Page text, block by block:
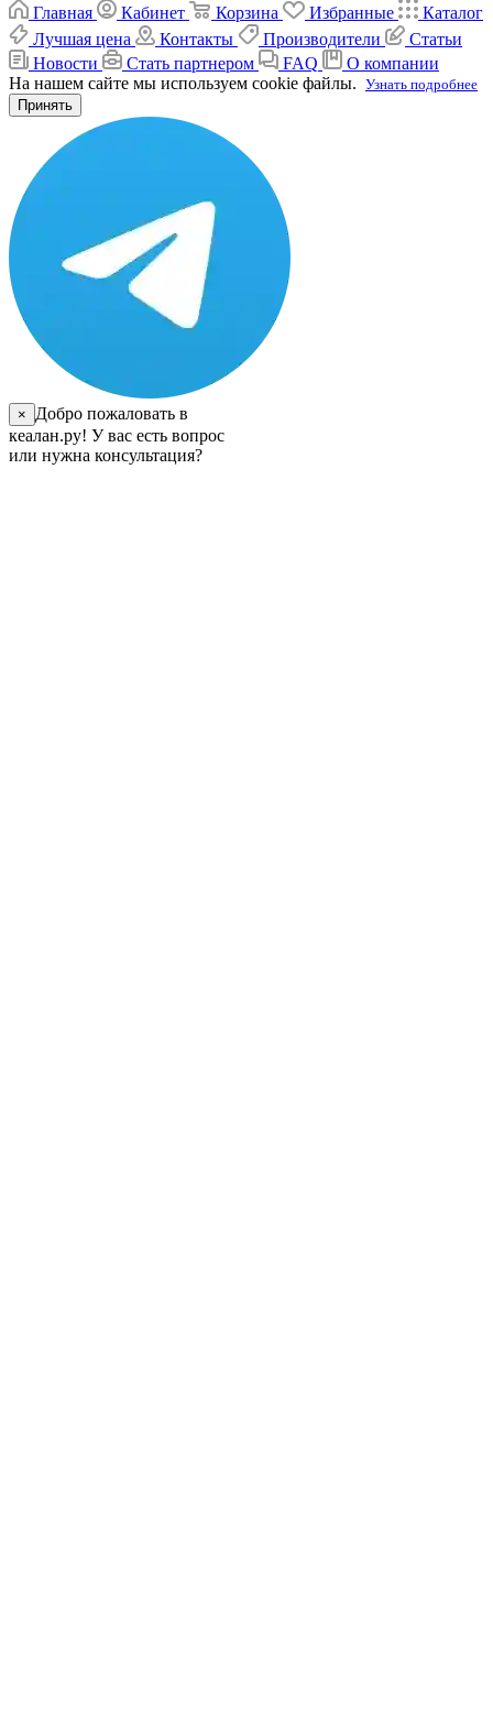
Главная
Кабинет Корзина Избранные
Каталог
Лучшая цена
Контакты Производители
Статьи
Новости
Стать партнером FAQ
О компании
На нашем сайте мы используем cookie файлы. Узнать подробнее
Принять
×
Добро пожаловать в
кеалан.ру! У вас есть вопрос
или нужна консультация?